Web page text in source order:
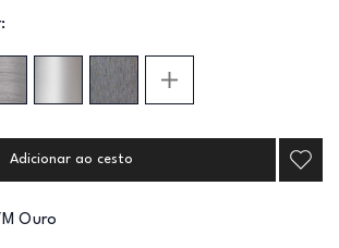
Adicionar ao cesto
Ouro